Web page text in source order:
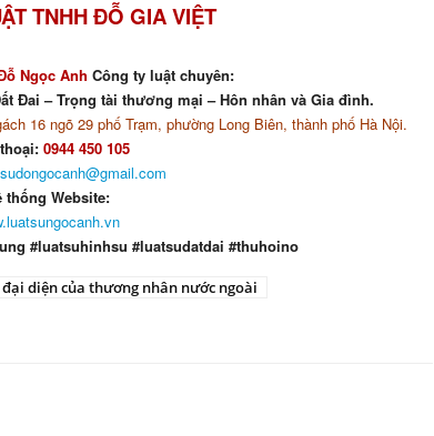
TNHH ĐỖ GIA VIỆT
Ngọc Anh Công ty luật chuyên:
Đai – Trọng tài thương mại – Hôn nhân và Gia đình.
16 ngõ 29 phố Trạm, phường Long Biên, thành phố Hà Nội.
0944 450 105
thống Website:
#luatsuhinhsu #luatsudatdai #thuhoino
diện của thương nhân nước ngoài